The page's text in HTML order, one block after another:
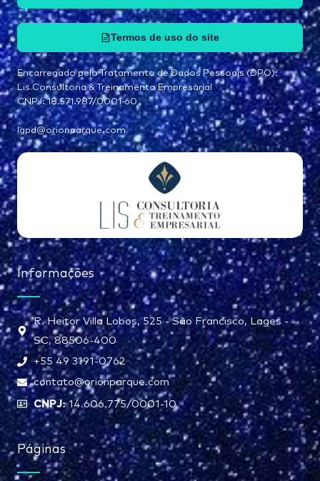
Páginas
Informações
R. Heitor Villa Lobos, 525 - São Francisco, Lages -
SC, 88506-400
+55 49 3191-0762
contato@orionparque.com
CNPJ:14.606.775/0001-10
Termos de uso do site
Encarregado pelo Tratamento de Dados Pessoais (DPO):
Lis Consultoria & Treinamento Empresarial
CNPJ: 18.571.987/0001-60
lgpd@orionparque.com